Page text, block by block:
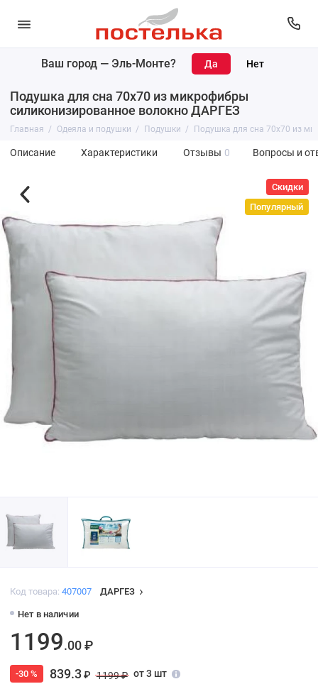
Ваш город — Эль-Монте?
Подушка для сна 70х70 из микрофибры
силиконизированное волокно ДАРГЕЗ
Главная Одеяла и подушки Подушки Подушка для сна 70х70 из
Описание Характеристики Отзывы 0 Вопросы и
Скидки
Популярный
Код товара: 407007 ДАРГЕЗ
Нет в наличии
1199.00 ₽
-30 % 839.3₽ 1199 ₽ от 3 шт